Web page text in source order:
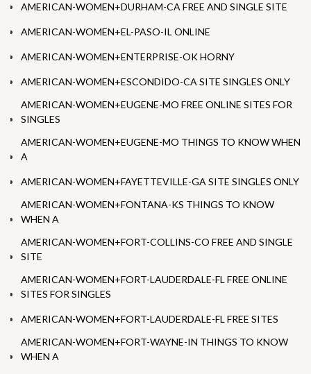
AMERICAN-WOMEN+DURHAM-CA FREE AND SINGLE SITE
AMERICAN-WOMEN+EL-PASO-IL ONLINE
AMERICAN-WOMEN+ENTERPRISE-OK HORNY
AMERICAN-WOMEN+ESCONDIDO-CA SITE SINGLES ONLY
AMERICAN-WOMEN+EUGENE-MO FREE ONLINE SITES FOR
SINGLES
AMERICAN-WOMEN+EUGENE-MO THINGS TO KNOW WHEN
A
AMERICAN-WOMEN+FAYETTEVILLE-GA SITE SINGLES ONLY
AMERICAN-WOMEN+FONTANA-KS THINGS TO KNOW
WHEN A
AMERICAN-WOMEN+FORT-COLLINS-CO FREE AND SINGLE
SITE
AMERICAN-WOMEN+FORT-LAUDERDALE-FL FREE ONLINE
SITES FOR SINGLES
AMERICAN-WOMEN+FORT-LAUDERDALE-FL FREE SITES
AMERICAN-WOMEN+FORT-WAYNE-IN THINGS TO KNOW
WHEN A